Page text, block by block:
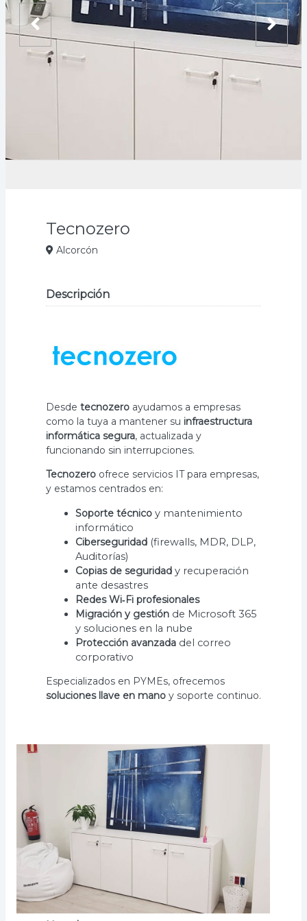
Tecnozero
Alcorcón
Descripción
Desde tecnozeroayudamos a empresas
como la tuya a mantener su infraestructura
informática segura, actualizada y
funcionando sin interrupciones.
Tecnozeroofrece servicios IT para empresas,
y estamos centrados en:
Soporte técnico y mantenimiento
informático
Ciberseguridad (firewalls, MDR, DLP,
Auditorías)
Copias de seguridad y recuperación
ante desastres
Redes Wi‑Fi profesionales
Migración y gestión de Microsoft 365
y soluciones en la nube
Protección avanzada del correo
corporativo
Especializados en PYMEs, ofrecemos
soluciones llave en manoy soporte continuo.